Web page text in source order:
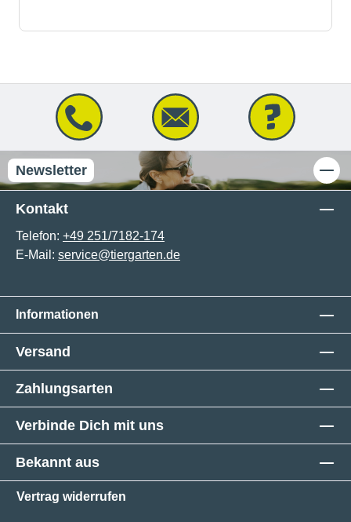
Newsletter
Kontakt
Telefon: +49 251/7182-174
E-Mail: service@tiergarten.de
Informationen
Versand
Zahlungsarten
Verbinde Dich mit uns
Bekannt aus
Vertrag widerrufen